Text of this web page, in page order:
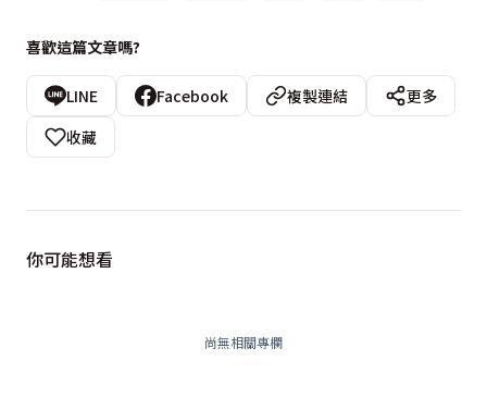
喜歡這篇文章嗎?
LINE Facebook 複製連結
更多
收藏
你可能想看
尚無相關專欄